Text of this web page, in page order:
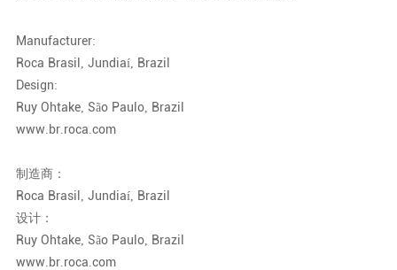
Manufacturer:
Roca Brasil, Jundiaí, Brazil
Design:
Ruy Ohtake, São Paulo, Brazil
www.br.roca.com
制造商：
Roca Brasil, Jundiaí, Brazil
设计：
Ruy Ohtake, São Paulo, Brazil
www.br.roca.com